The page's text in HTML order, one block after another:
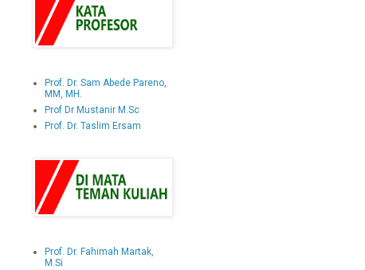
Prof. Dr. Sam Abede Pareno,
MM, MH.
Prof Dr Mustanir M.Sc
Prof. Dr. Taslim Ersam
Prof. Dr. Fahimah Martak,
M.Si